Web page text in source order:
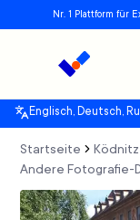
Nr. 1 Plattform für
Englisch, Deutsch,
Startseite Ködnitz
Andere Fotografie-